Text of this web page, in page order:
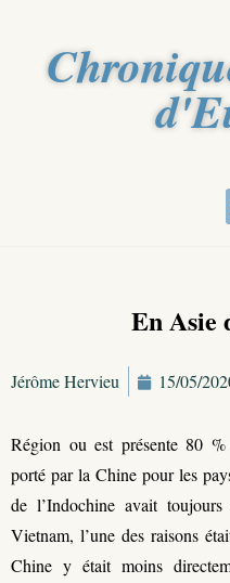
En Asie
Jérôme Hervieu 15/05/
Région ou est présente 80
porté par la Chine pour les
de l’Indochine avait
Vietnam, l’une des raisons
Chine y était moins